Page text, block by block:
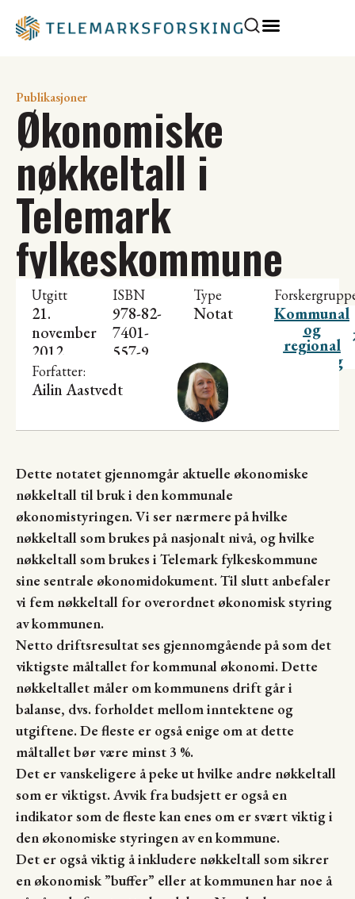
Publikasjoner
Økonomiske
nøkkeltall i
Telemark
fylkeskommune
Utgitt
21.
november
2012
ISBN
978-82-
7401-
557-9
Type
Notat Kommunal
og
regional
utvikling
Forfatter:
Ailin Aastvedt
Dette notatet gjennomgår aktuelle økonomiske
nøkkeltall til bruk i den kommunale
økonomistyringen. Vi ser nærmere på hvilke
nøkkeltall som brukes på nasjonalt nivå, og hvilke
nøkkeltall som brukes i Telemark fylkeskommune
sine sentrale økonomidokument. Til slutt anbefaler
vi fem nøkkeltall for overordnet økonomisk styring
av kommunen.
Netto driftsresultat ses gjennomgående på som det
viktigste måltallet for kommunal økonomi. Dette
nøkkeltallet måler om kommunens drift går i
balanse, dvs. forholdet mellom inntektene og
utgiftene. De fleste er også enige om at dette
måltallet bør være minst 3 %.
Det er vanskeligere å peke ut hvilke andre nøkkeltall
som er viktigst. Avvik fra budsjett er også en
indikator som de fleste kan enes om er svært viktig i
den økonomiske styringen av en kommune.
Det er også viktig å inkludere nøkkeltall som sikrer
en økonomisk ”buffer” eller at kommunen har noe å